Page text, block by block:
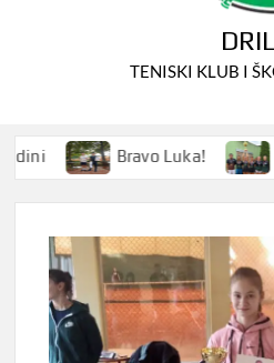
DRIL
TENISKI KLUB I
Bravo Luka!